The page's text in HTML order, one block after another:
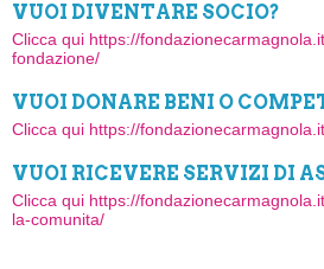
VUOI DIVENTARE SOCIO?
Clicca qui https://
fondazione/
VUOI DONARE BENI O
Clicca qui https://
VUOI RICEVERE SERVIZI DI
Clicca qui https://
la-comunita/